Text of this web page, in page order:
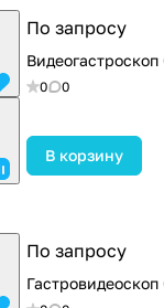
По запросу
Видеогастроскоп
0 0
В корзину
По запросу
Гастровидеоскоп